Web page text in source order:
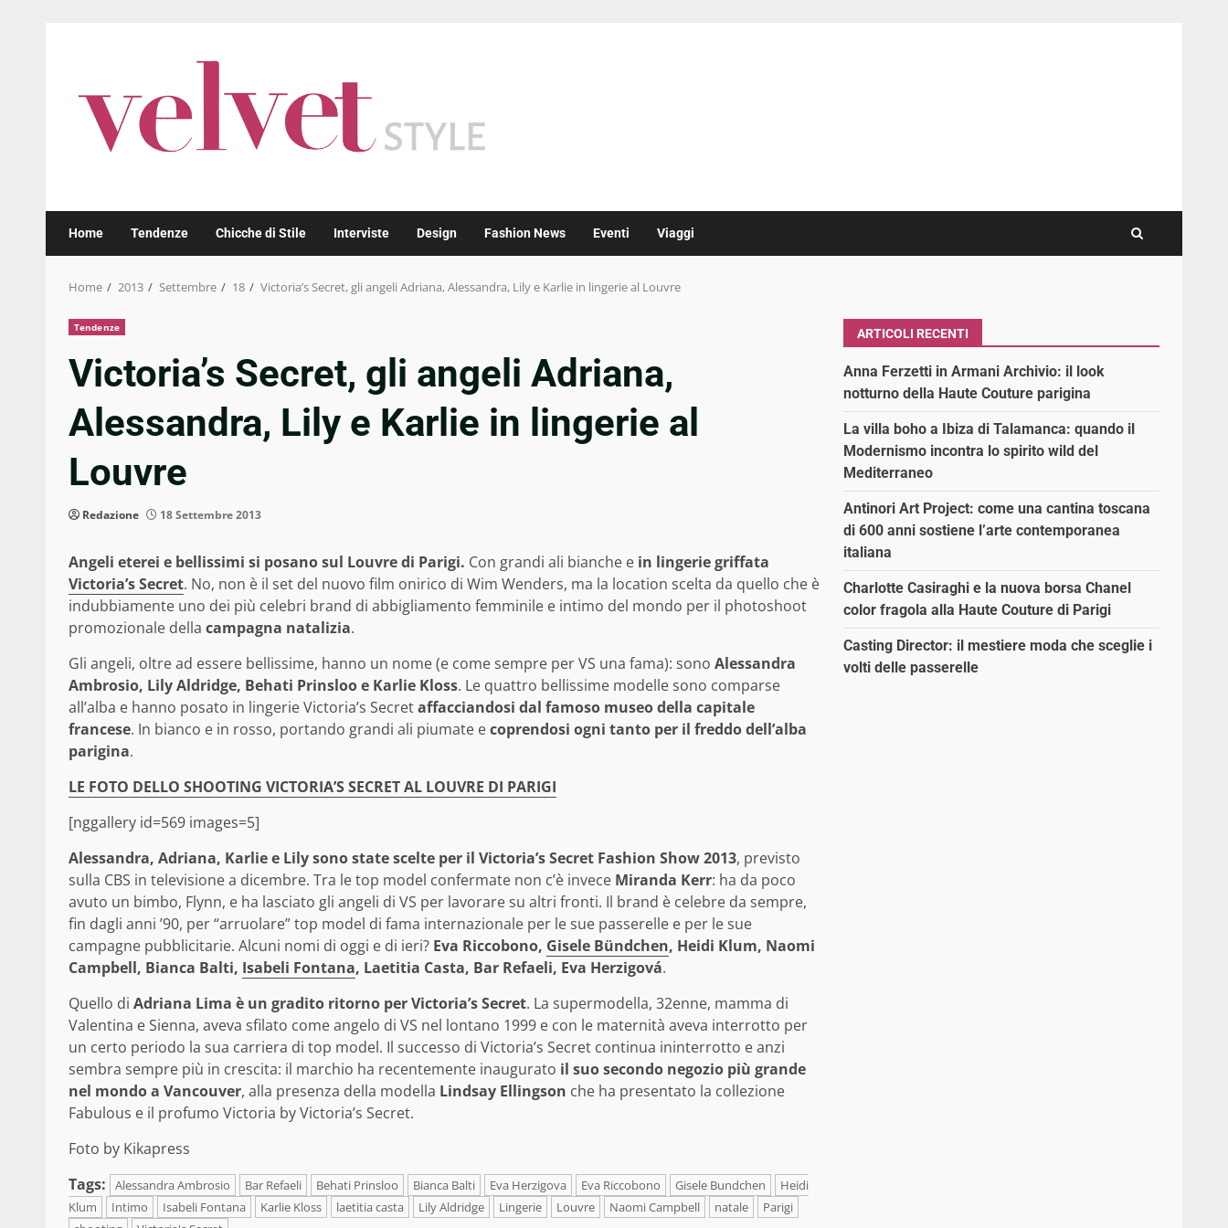
Home Tendenze Chicche di Stile Interviste Design Fashion News Eventi Viaggi
Home 2013 Settembre 18 Victoria’s Secret, gli angeli Adriana, Alessandra, Lily e Karlie in lingerie al Louvre
Tendenze
Victoria’s Secret, gli angeli Adriana,
Alessandra, Lily e Karlie in lingerie al
Louvre
Redazione 18 Settembre 2013
Angeli eterei e bellissimi si posano sul Louvre di Parigi. Con grandi ali bianche e in lingerie griffata
Victoria’s Secret. No, non è il set del nuovo film onirico di Wim Wenders, ma la location scelta da quello che è
indubbiamente uno dei più celebri brand di abbigliamento femminile e intimo del mondo per il photoshoot
promozionale della campagna natalizia.
Gli angeli, oltre ad essere bellissime, hanno un nome (e come sempre per VS una fama): sono Alessandra
Ambrosio, Lily Aldridge, Behati Prinsloo e Karlie Kloss. Le quattro bellissime modelle sono comparse
all’alba e hanno posato in lingerie Victoria’s Secretaffacciandosi dal famoso museo della capitale
francese. In bianco e in rosso, portando grandi ali piumate ecoprendosi ogni tanto per il freddo dell’alba
parigina.
LE FOTO DELLO SHOOTING VICTORIA’S SECRET AL LOUVRE DI PARIGI
[nggallery id=569 images=5]
Alessandra, Adriana, Karlie e Lily sono state scelte per il Victoria’s Secret Fashion Show 2013, previsto
sulla CBS in televisione a dicembre. Tra le top model confermate non c’è invece Miranda Kerr: ha da poco
avuto un bimbo, Flynn, e ha lasciato gli angeli di VS per lavorare su altri fronti. Il brand è celebre da sempre,
fin dagli anni ’90, per “arruolare” top model di fama internazionale per le sue passerelle e per le sue
campagne pubblicitarie. Alcuni nomi di oggi e di ieri? Eva Riccobono, Gisele Bündchen, Heidi Klum, Naomi
Campbell, Bianca Balti, Isabeli Fontana, Laetitia Casta, Bar Refaeli, Eva Herzigová.
Quello di Adriana Lima è un gradito ritorno per Victoria’s Secret. La supermodella, 32enne, mamma di
Valentina e Sienna, aveva sfilato come angelo di VS nel lontano 1999 e con le maternità aveva interrotto per
un certo periodo la sua carriera di top model. Il successo di Victoria’s Secret continua ininterrotto e anzi
sembra sempre più in crescita: il marchio ha recentemente inaugurato il suo secondo negozio più grande
nel mondo a Vancouver, alla presenza della modella Lindsay Ellingson che ha presentato la collezione
Fabulous e il profumo Victoria by Victoria’s Secret.
Foto by Kikapress
Tags:
Alessandra Ambrosio Bar Refaeli Behati Prinsloo Bianca Balti Eva Herzigova Eva Riccobono Gisele Bundchen
Heidi
Klum
Intimo Isabeli Fontana Karlie Kloss laetitia casta Lily Aldridge Lingerie Louvre Naomi Campbell natale
Parigi
ARTICOLI RECENTI
Anna Ferzetti in Armani Archivio: il look
notturno della Haute Couture parigina
La villa boho a Ibiza di Talamanca: quando il
Modernismo incontra lo spirito wild del
Mediterraneo
Antinori Art Project: come una cantina toscana
di 600 anni sostiene l’arte contemporanea
italiana
Charlotte Casiraghi e la nuova borsa Chanel
color fragola alla Haute Couture di Parigi
Casting Director: il mestiere moda che sceglie i
volti delle passerelle